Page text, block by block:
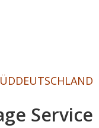
Service